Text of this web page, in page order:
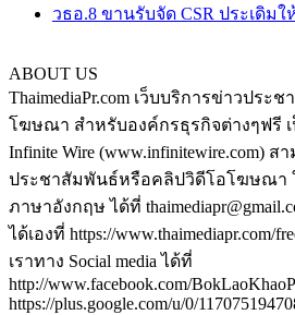
วธอ.8 ขานรับจัด CSR ประเดิมใ
ABOUT US
ThaimediaPr.com เว็บบริการข่าวปร
โฆษณา สำหรับองค์กรธุรกิจต่างๆฟรี เ
Infinite Wire (www.infinitewire.com) ส
ประชาสัมพันธ์หรือคลิปวิดีโอโฆษณา
ภาษาอังกฤษ ได้ที่
ได้เองที่ https://www.thaimediapr.com/
เราทาง Social media ได้ที่
http://www.facebook.com/
https://plus.google.com/u/0/